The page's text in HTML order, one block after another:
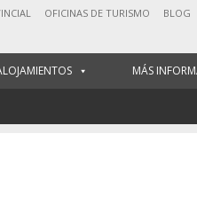
OFICINAS DE TURISMO BLOG
MÁS